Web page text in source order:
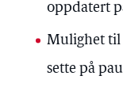
oppdatert
Mulighet til
sette på